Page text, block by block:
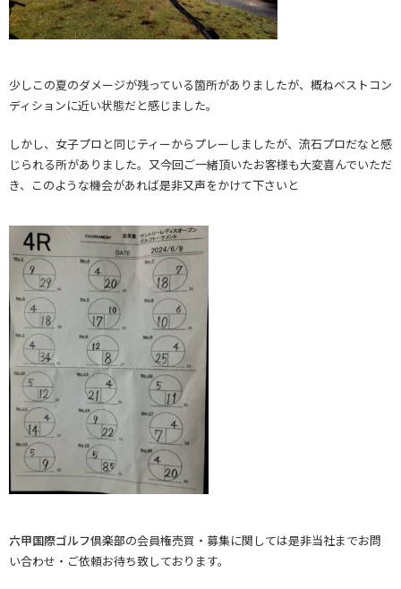
少しこの夏のダメージが残っている箇所がありましたが、概ねベストコン
ディションに近い状態だと感じました。
しかし、女子プロと同じティーからプレーしましたが、流石プロだなと感
じられる所がありました。又今回ご一緒頂いたお客様も大変喜んでいただ
き、このような機会があれば是非又声をかけて下さいと
六甲国際ゴルフ倶楽部の会員権売買・募集に関しては是非当社までお問
い合わせ・ご依頼お待ち致しております。